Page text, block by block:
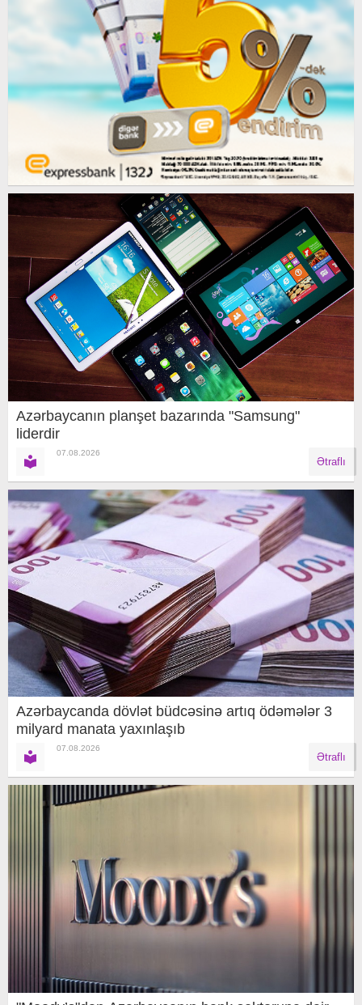
Azərbaycanın planşet bazarında "Samsung"
liderdir
07.08.2026
Ətraflı
Azərbaycanda dövlət büdcəsinə artıq ödəmələr 3
milyard manata yaxınlaşıb
07.08.2026
Ətraflı